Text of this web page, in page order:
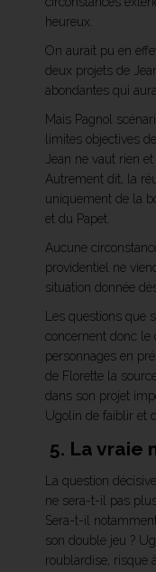
heureux.
On aurait pu en
deux projets de
abondantes qui
Mais Pagnol
limites objectives
Jean ne vaut rien
Autrement dit, la
uniquement de la
et du Papet.
Aucune
providentiel ne
situation donnée
Les questions que
concernent donc le
personnages en
de Florette la
dans son projet
Ugolin de faiblir et
5. La vraie
La question
ne sera-t-il pas
Sera-t-il
son double jeu ?
roublardise, risque